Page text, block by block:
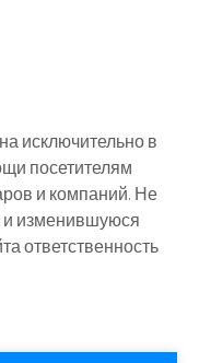
исключительно в
посетителям
и компаний. Не
и изменившуюся
ответственность